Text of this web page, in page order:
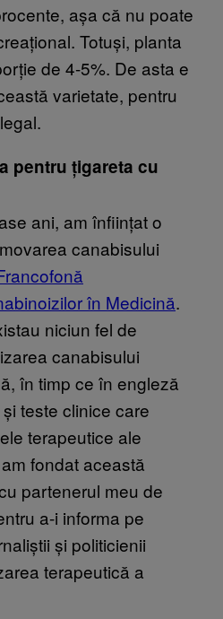
așa că nu poate
Totuși, planta
de 4-5%. De asta e
varietate, pentru
pentru țigareta cu
ani, am înființat o
canabisului
în Medicină.
niciun fel de
canabisului
în timp ce în engleză
teste clinice care
terapeutice ale
fondat această
partenerul meu de
a-i informa pe
și politicienii
terapeutică a